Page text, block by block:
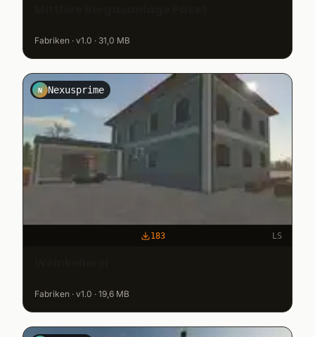
Fabriken · v1.0 · 31,0 MB
N Nexusprime
183 LS
Fabriken · v1.0 · 19,6 MB